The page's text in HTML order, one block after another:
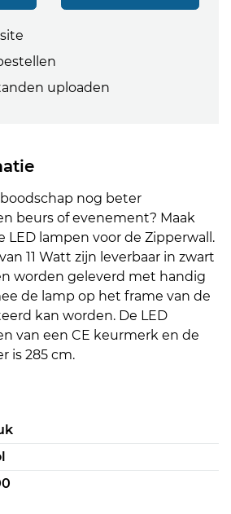
nog beter
beurs of evenement? Maak
LED lampen voor de Zipperwall.
11 Watt zijn leverbaar in zwart
worden geleverd met handig
de lamp op het frame van de
kan worden. De LED
van een CE keurmerk en de
is 285 cm.
uploaden